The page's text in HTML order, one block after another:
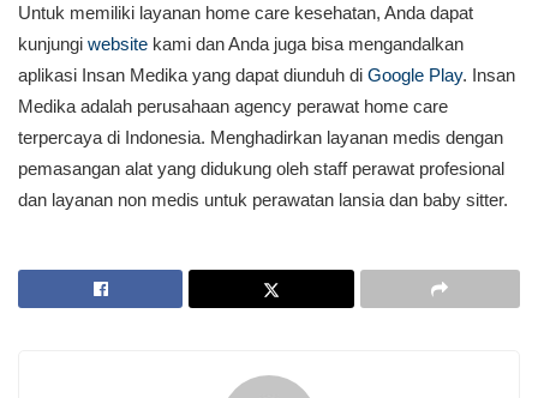
Untuk memiliki layanan home care kesehatan, Anda dapat
kunjungi website kami dan Anda juga bisa mengandalkan
aplikasi Insan Medika yang dapat diunduh di Google Play. Insan
Medika adalah perusahaan agency perawat home care
terpercaya di Indonesia. Menghadirkan layanan medis dengan
pemasangan alat yang didukung oleh staff perawat profesional
dan layanan non medis untuk perawatan lansia dan baby sitter.